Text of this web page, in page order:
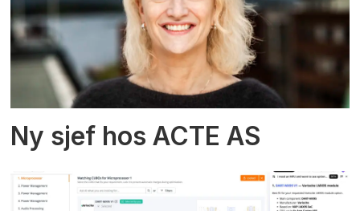
Ny sjef hos ACTE AS